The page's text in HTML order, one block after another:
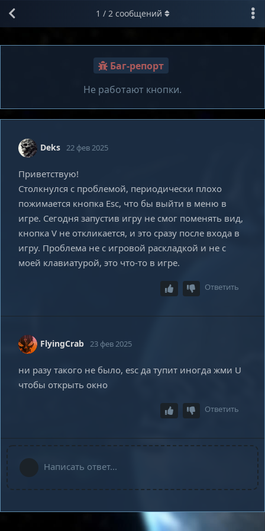
Баг-репорт
Не работают кнопки.
1 / 2сообщений
Deks 22 фев 2025
Приветствую!
Столкнулся с проблемой, периодически плохо
пожимается кнопка Esc, что бы выйти в меню в
игре. Сегодня запустив игру не смог поменять вид,
кнопка V не откликается, и это сразу после входа в
игру. Проблема не с игровой раскладкой и не с
моей клавиатурой, это что-то в игре.
Ответить
FlyingCrab 23 фев 2025
ни разу такого не было, esc да тупит иногда жми U
чтобы открыть окно
Ответить
Написать ответ...